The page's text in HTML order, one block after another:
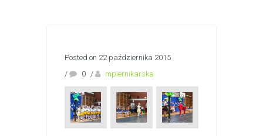
Posted on 22 października 2015
/
0 / mpiernikarska